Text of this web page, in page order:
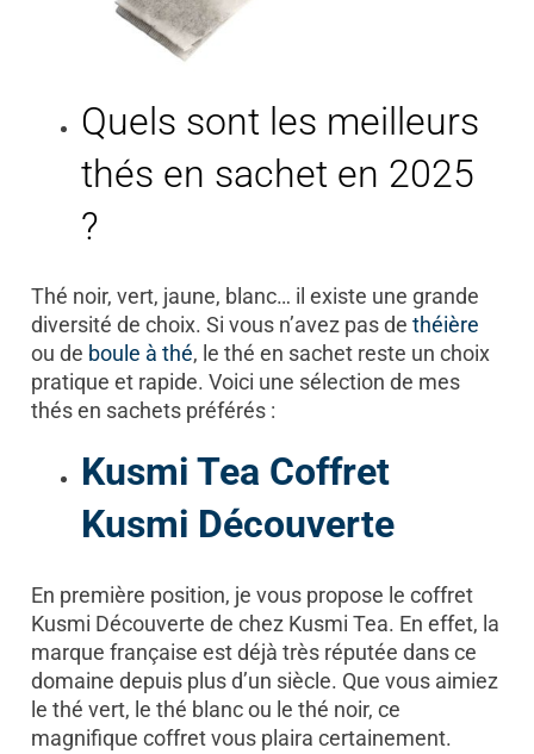
Quels sont les meilleurs
thés en sachet en 2025
?
Thé noir, vert, jaune, blanc… il existe une grande
diversité de choix. Si vous n’avez pas de théière
ou de boule à thé, le thé en sachet reste un choix
pratique et rapide. Voici une sélection de mes
thés en sachets préférés :
Kusmi Tea Coffret
Kusmi Découverte
En première position, je vous propose le coffret
Kusmi Découverte de chez Kusmi Tea. En effet, la
marque française est déjà très réputée dans ce
domaine depuis plus d’un siècle. Que vous aimiez
le thé vert, le thé blanc ou le thé noir, ce
magnifique coffret vous plaira certainement.